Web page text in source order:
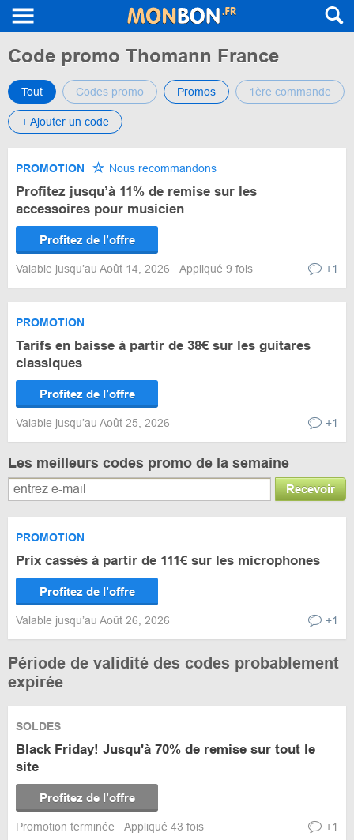
Code promo Thomann France
Tout Codes promo Promos 1ère commande
+ Ajouter un code
PROMOTION Nous recommandons
Profitez jusqu’à 11% de remise sur les
accessoires pour musicien
Profitez de l’offre
Valable jusqu’au Août 14, 2026 Appliqué 9 fois +1
PROMOTION
Tarifs en baisse à partir de 38€ sur les guitares
classiques
Profitez de l’offre
Valable jusqu’au Août 25, 2026 +1
Les meilleurs codes promo de la semaine
Recevoir
PROMOTION
Prix cassés à partir de 111€ sur les microphones
Profitez de l’offre
Valable jusqu’au Août 26, 2026 +1
Période de validité des codes probablement
expirée
SOLDES
Black Friday! Jusqu'à 70% de remise sur tout le
site
Profitez de l’offre
Promotion terminée Appliqué 43 fois +1